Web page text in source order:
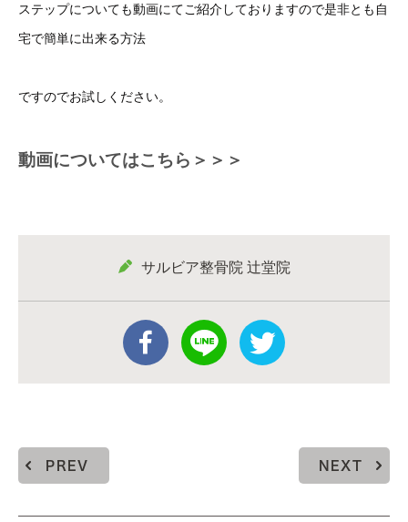
ステップについても動画にてご紹介しておりますので是非とも自
宅で簡単に出来る方法
ですのでお試しください。
動画についてはこちら＞＞＞
サルビア整骨院 辻堂院
PREV NEXT